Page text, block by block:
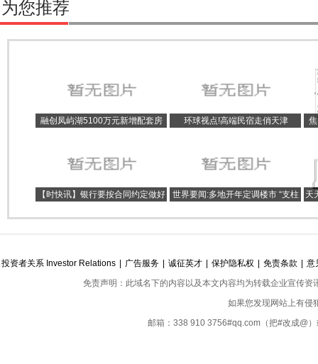
为您推荐
融创凤屿湖5100万元新增配套房
环球视点!高端民宿走俏天津
【时快讯】银行要按合同约定做好
世界要闻:多地开年定调楼市 “支柱
天
投资者关系 Investor Relations 广告服务 诚征英才 保护隐私权 免责条款
意
免责声明：此域名下的内容以及本文内容均为转载企业宣传
如果您发现网站上有侵
邮箱：338 910 3756#qq.com（把#改成@